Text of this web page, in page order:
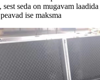
seda on mugavam
ise maksma